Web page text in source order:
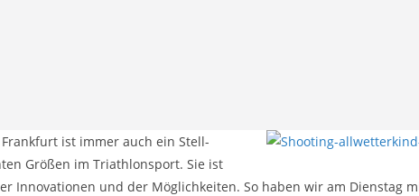
ist immer auch ein Stell-
Größen im Triathlonsport. Sie ist
Innovationen und der Möglichkeiten. So haben wir am Dienstag